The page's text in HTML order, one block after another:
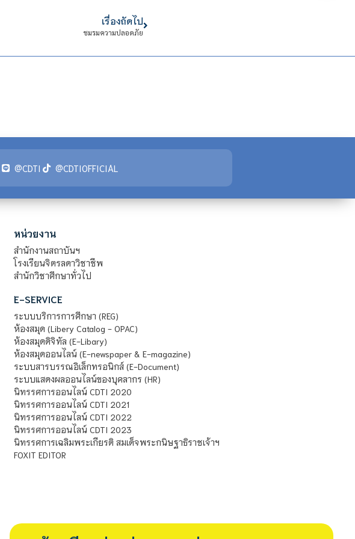
เรื่องถัดไป
ชมรมความปลอดภัย
@CDTI @CDTIOFFICIAL
หน่วยงาน
สำนักงานสถาบันฯ
โรงเรียนจิตรลดาวิชาชีพ
สำนักวิชาศึกษาทั่วไป
E-SERVICE
ระบบบริการการศึกษา (REG)
ห้องสมุด (Libery Catalog - OPAC)
ห้องสมุดดิจิทัล (E-Libary)
ห้องสมุดออนไลน์ (E-newspaper & E-magazine)
ระบบสารบรรณอิเล็กทรอนิกส์ (E-Document)
ระบบแสดงผลออนไลน์ของบุคลากร (HR)
นิทรรศการออนไลน์ CDTI 2020
นิทรรศการออนไลน์ CDTI 2021
นิทรรศการออนไลน์ CDTI 2022
นิทรรศการออนไลน์ CDTI 2023
นิทรรศการเฉลิมพระเกียรติ สมเด็จพระกนิษฐาธิราชเจ้าฯ
FOXIT EDITOR